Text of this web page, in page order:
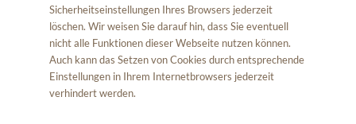
Sicherheitseinstellungen Ihres Browsers jederzeit
löschen. Wir weisen Sie darauf hin, dass Sie eventuell
nicht alle Funktionen dieser Webseite nutzen können.
Auch kann das Setzen von Cookies durch entsprechende
Einstellungen in Ihrem Internetbrowsers jederzeit
verhindert werden.